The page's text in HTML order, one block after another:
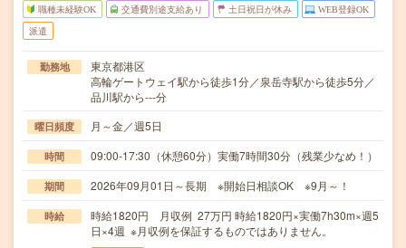
職種未経験OK 交通費別途支給あり 土日祝日が休み WEB登録OK
派遣
勤務地
東京都港区
高輪ゲートウェイ駅から徒歩1分／泉岳寺駅から徒歩5分／
品川駅から---分
曜日頻度 月～金／週5日
時間 09:00-17:30（休憩60分）実働7時間30分（残業少なめ！）
期間 2026年09月01日～長期 ※開始日相談OK ※9月～！
時給
時給1820円 月収例 27万円 時給1820円×実働7h30m×週5
日×4週 ※月収例を保証するものではありません。